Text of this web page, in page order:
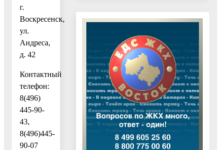
г.
Воскресенск,
ул.
Андреса,
д. 42
Контактный
телефон:
8(496)
445-90-
43,
8(496)445-
90-07